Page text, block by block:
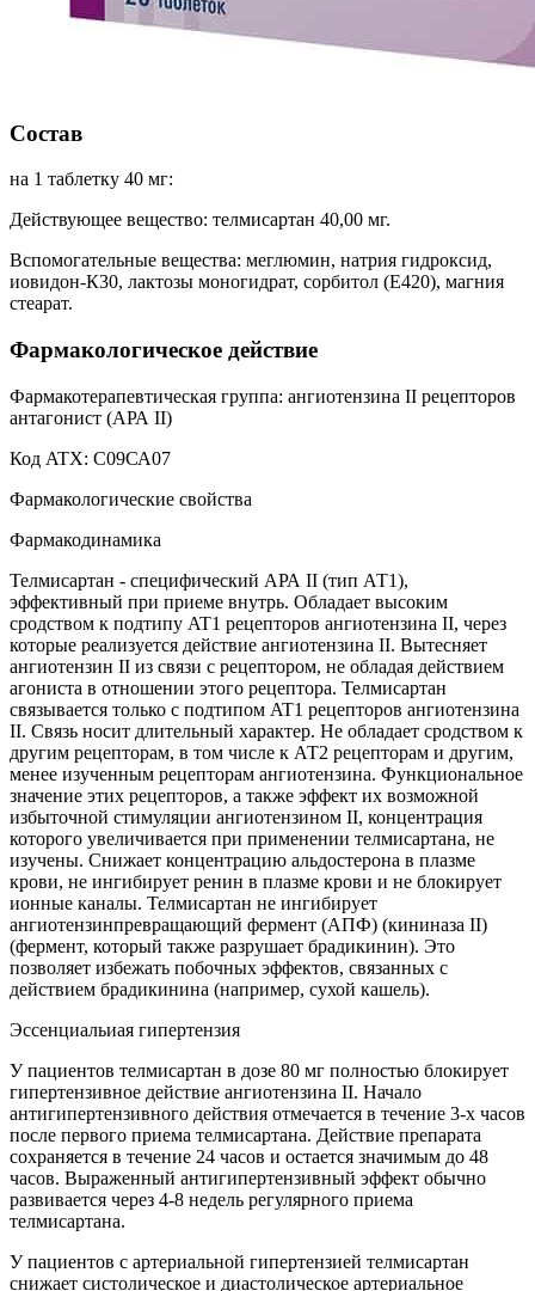
Состав
на 1 таблетку 40 мг:
Действующее вещество: телмисартан 40,00 мг.
Вспомогательные вещества: меглюмин, натрия гидроксид,
иовидон-К30, лактозы моногидрат, сорбитол (Е420), магния
стеарат.
Фармакологическое действие
Фармакотерапевтическая группа: ангиотензина II рецепторов
антагонист (АРА II)
Код ATX: С09СА07
Фармакологические свойства
Фармакодинамика
Телмисартан - специфический АРА II (тип АТ1),
эффективный при приеме внутрь. Обладает высоким
сродством к подтипу AT1 рецепторов ангиотензина II, через
которые реализуется действие ангиотензина II. Вытесняет
ангиотензин II из связи с рецептором, не обладая действием
агониста в отношении этого рецептора. Телмисартан
связывается только с подтипом AT1 рецепторов ангиотензина
II. Связь носит длительный характер. Не обладает сродством к
другим рецепторам, в том числе к АТ2 рецепторам и другим,
менее изученным рецепторам ангиотензина. Функциональное
значение этих рецепторов, а также эффект их возможной
избыточной стимуляции ангиотензином II, концентрация
которого увеличивается при применении телмисартана, не
изучены. Снижает концентрацию альдостерона в плазме
крови, не ингибирует ренин в плазме крови и не блокирует
ионные каналы. Телмисартан не ингибирует
ангиотензинпревращающий фермент (АПФ) (кининаза II)
(фермент, который также разрушает брадикинин). Это
позволяет избежать побочных эффектов, связанных с
действием брадикинина (например, сухой кашель).
Эссенциальиая гипертензия
У пациентов телмисартан в дозе 80 мг полностью блокирует
гипертензивное действие ангиотензина II. Начало
антигипертензивного действия отмечается в течение 3-х часов
после первого приема телмисартана. Действие препарата
сохраняется в течение 24 часов и остается значимым до 48
часов. Выраженный антигипертензивный эффект обычно
развивается через 4-8 недель регулярного приема
телмисартана.
У пациентов с артериальной гипертензией телмисартан
снижает систолическое и диастолическое артериальное